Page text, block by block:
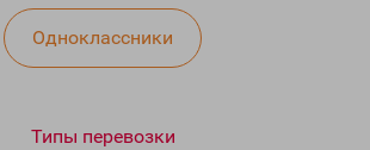
Одноклассники
Типы перевозки